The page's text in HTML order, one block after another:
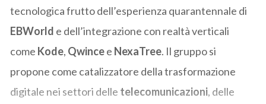
tecnologica frutto dell’esperienza quarantennale di
EBWorld e dell’integrazione con realtà verticali
come Kode, Qwincee NexaTree. Il gruppo si
propone come catalizzatore della trasformazione
digitale nei settori delle telecomunicazioni, delle